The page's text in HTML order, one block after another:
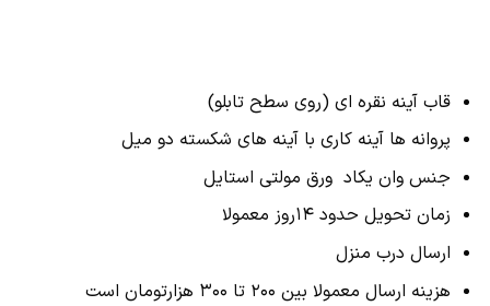
قاب آینه نقره ای (روی سطح تابلو)
پروانه ها آینه کاری با آینه های شکسته دو میل
جنس وان یکاد ورق مولتی استایل
زمان تحویل حدود 14روز معمولا
ارسال درب منزل
هزینه ارسال معمولا بین 200 تا 300 هزارتومان است